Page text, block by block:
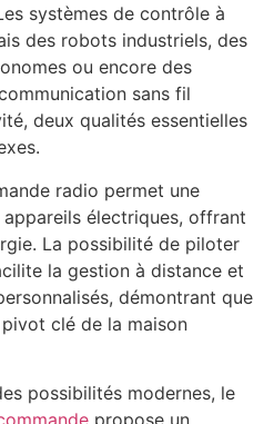
systèmes de contrôle à
des robots industriels, des
ou encore des
sans fil
deux qualités essentielles
radio permet une
électriques, offrant
La possibilité de piloter
la gestion à distance et
démontrant que
clé de la maison
possibilités modernes, le